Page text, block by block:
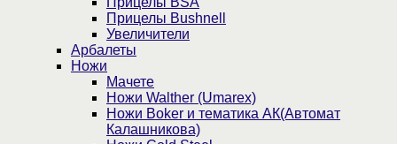
Прицелы Bushnell
Увеличители
Арбалеты
Ножи
Мачете
Ножи Walther (Umarex)
Ножи Boker и тематика АК(Автомат
Калашникова)